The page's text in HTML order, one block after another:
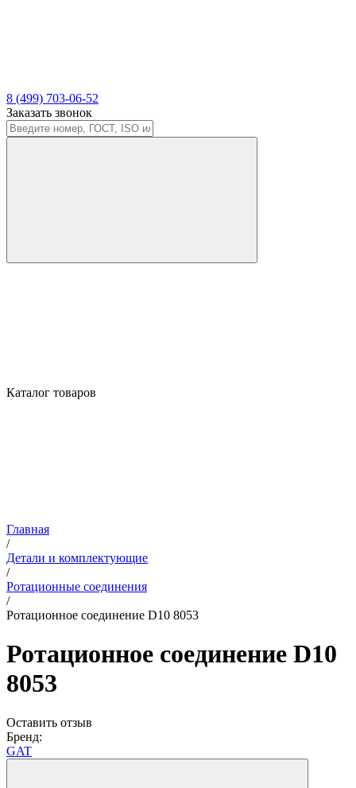
8 (499) 703-06-52
Заказать звонок
Каталог товаров
Главная
/
Детали и комплектующие
/
Ротационные соединения
/
Ротационное соединение D10 8053
Ротационное соединение D10
8053
Оставить отзыв
Бренд:
GAT